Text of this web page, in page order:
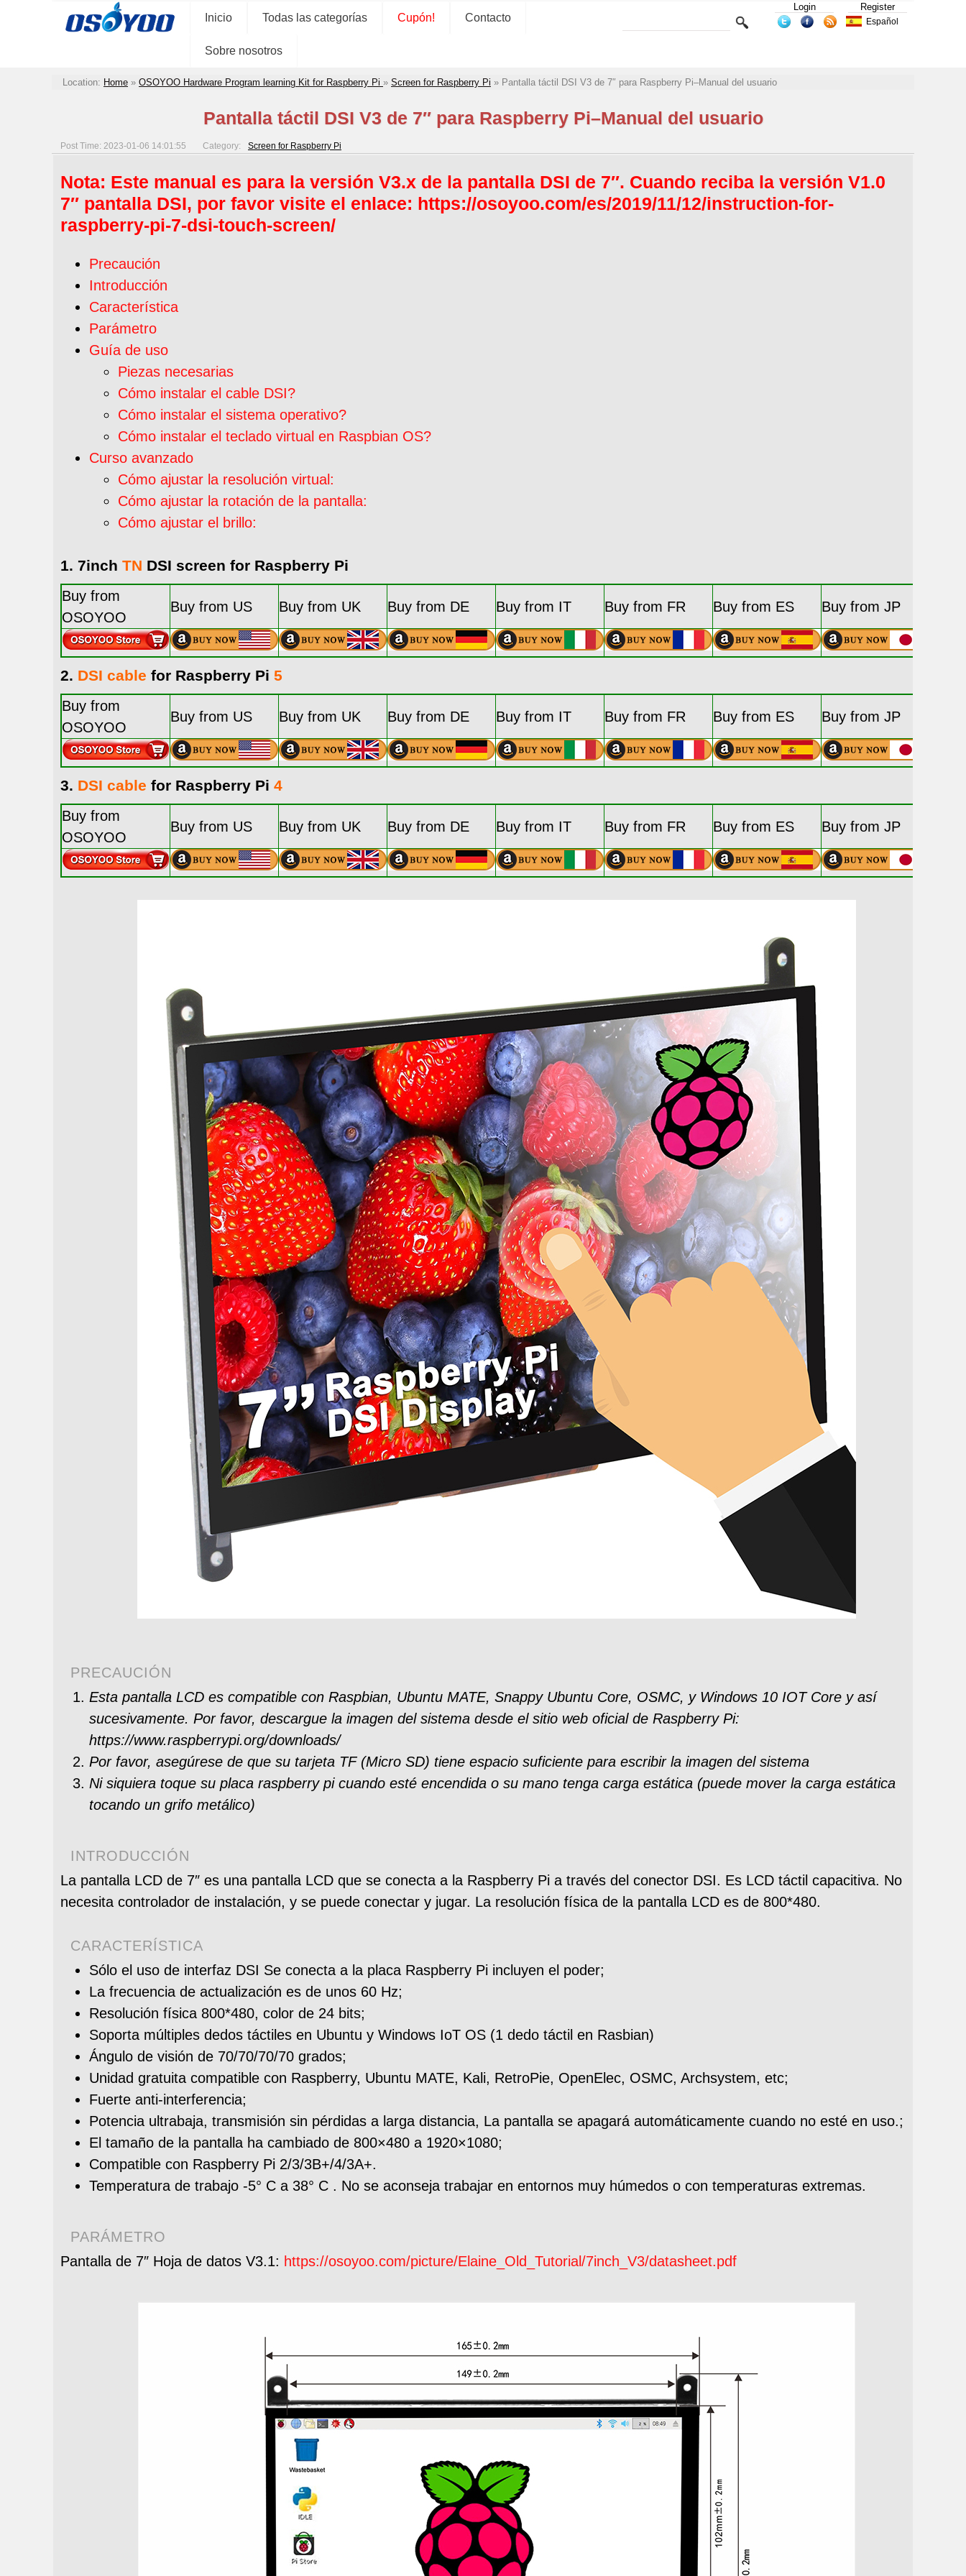
Inicio Todas las categorías Cupón! Contacto
Sobre nosotros
Login Register
Español
Location: Home » OSOYOO Hardware Program learning Kit for Raspberry Pi » Screen for Raspberry Pi » Pantalla táctil DSI V3 de 7″ para Raspberry Pi–Manual del usuario
Pantalla táctil DSI V3 de 7″ para Raspberry Pi–Manual del usuario
Post Time: 2023-01-06 14:01:55 Category: Screen for Raspberry Pi
Nota: Este manual es para la versión V3.x de la pantalla DSI de 7″. Cuando reciba la versión V1.0
7″ pantalla DSI, por favor visite el enlace: https://osoyoo.com/es/2019/11/12/instruction-for-
raspberry-pi-7-dsi-touch-screen/
Precaución
Introducción
Característica
Parámetro
Guía de uso
Piezas necesarias
Cómo instalar el cable DSI?
Cómo instalar el sistema operativo?
Cómo instalar el teclado virtual en Raspbian OS?
Curso avanzado
Cómo ajustar la resolución virtual:
Cómo ajustar la rotación de la pantalla:
Cómo ajustar el brillo:
1. 7inch TN DSI screen for Raspberry Pi
Buy from
OSOYOO
Buy from US Buy from UK Buy from DE Buy from IT Buy from FR Buy from ES Buy from JP
2. DSI cable for Raspberry Pi 5
Buy from
OSOYOO
Buy from US Buy from UK Buy from DE Buy from IT Buy from FR Buy from ES Buy from JP
3. DSI cable for Raspberry Pi 4
Buy from
OSOYOO
Buy from US Buy from UK Buy from DE Buy from IT Buy from FR Buy from ES Buy from JP
PRECAUCIÓN
Esta pantalla LCD es compatible con Raspbian, Ubuntu MATE, Snappy Ubuntu Core, OSMC, y Windows 10 IOT Core y así
sucesivamente. Por favor, descargue la imagen del sistema desde el sitio web oficial de Raspberry Pi:
https://www.raspberrypi.org/downloads/
Por favor, asegúrese de que su tarjeta TF (Micro SD) tiene espacio suficiente para escribir la imagen del sistema
Ni siquiera toque su placa raspberry pi cuando esté encendida o su mano tenga carga estática (puede mover la carga estática
tocando un grifo metálico)
INTRODUCCIÓN
La pantalla LCD de 7″ es una pantalla LCD que se conecta a la Raspberry Pi a través del conector DSI. Es LCD táctil capacitiva. No
necesita controlador de instalación, y se puede conectar y jugar. La resolución física de la pantalla LCD es de 800*480.
CARACTERÍSTICA
Sólo el uso de interfaz DSI Se conecta a la placa Raspberry Pi incluyen el poder;
La frecuencia de actualización es de unos 60 Hz;
Resolución física 800*480, color de 24 bits;
Soporta múltiples dedos táctiles en Ubuntu y Windows IoT OS (1 dedo táctil en Rasbian)
Ángulo de visión de 70/70/70/70 grados;
Unidad gratuita compatible con Raspberry, Ubuntu MATE, Kali, RetroPie, OpenElec, OSMC, Archsystem, etc;
Fuerte anti-interferencia;
Potencia ultrabaja, transmisión sin pérdidas a larga distancia, La pantalla se apagará automáticamente cuando no esté en uso.;
El tamaño de la pantalla ha cambiado de 800×480 a 1920×1080;
Compatible con Raspberry Pi 2/3/3B+/4/3A+.
Temperatura de trabajo -5° C a 38° C . No se aconseja trabajar en entornos muy húmedos o con temperaturas extremas.
PARÁMETRO
Pantalla de 7″ Hoja de datos V3.1: https://osoyoo.com/picture/Elaine_Old_Tutorial/7inch_V3/datasheet.pdf